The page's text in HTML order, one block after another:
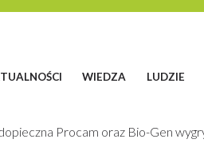
WIEDZA LUDZIE
Procam oraz Bio-Gen